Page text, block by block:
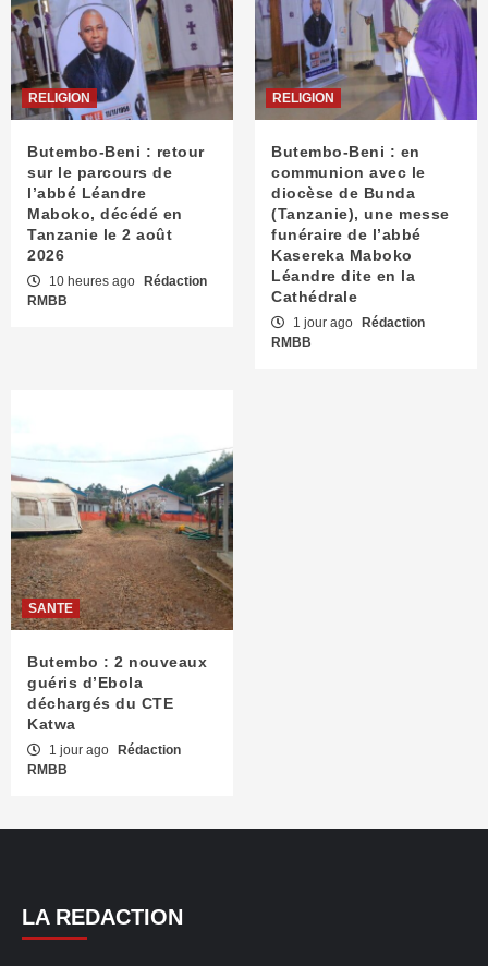
RELIGION
Butembo-Beni : retour
sur le parcours de
l’abbé Léandre
Maboko, décédé en
Tanzanie le 2 août
2026
10 heures ago
Rédaction
RMBB
RELIGION
Butembo-Beni : en
communion avec le
diocèse de Bunda
(Tanzanie), une messe
funéraire de l’abbé
Kasereka Maboko
Léandre dite en la
Cathédrale
1 jour ago
Rédaction
RMBB
SANTE
Butembo : 2 nouveaux
guéris d’Ebola
déchargés du CTE
Katwa
1 jour ago
Rédaction
RMBB
LA REDACTION